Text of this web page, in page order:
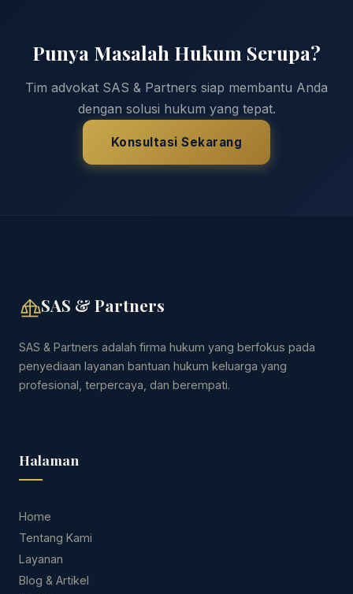
Punya Masalah Hukum Serupa?
Tim advokat SAS & Partners siap membantu Anda
dengan solusi hukum yang tepat.
Konsultasi Sekarang
SAS & Partners
SAS & Partners adalah firma hukum yang berfokus pada
penyediaan layanan bantuan hukum keluarga yang
profesional, terpercaya, dan berempati.
Halaman
Home
Tentang Kami
Layanan
Blog & Artikel